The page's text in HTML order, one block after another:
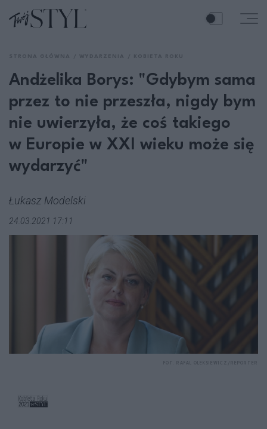
Andżelika Borys: "Gdybym sama
przez to nie przeszła, nigdy bym
nie uwierzyła, że coś takiego
w Europie w XXI wieku może się
wydarzyć"
Łukasz Modelski
24.03.2021 17:11